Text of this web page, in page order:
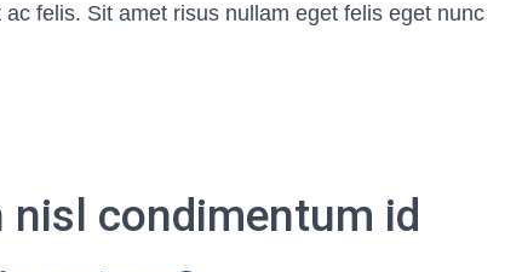
felis. Sit amet risus nullam eget felis eget nunc
condimentum id